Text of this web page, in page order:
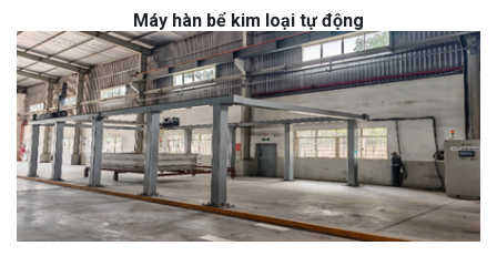
Máy hàn bể kim loại tự động